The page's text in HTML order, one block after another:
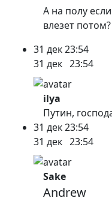
А на полу
влезет потом?
31 дек23:54
31 дек 23:54
ilya
Путин,
31 дек23:54
31 дек 23:54
Sake
Andrew